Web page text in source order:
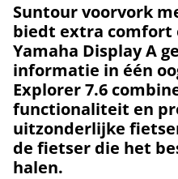
Suntour voorvork
biedt extra comfort
Yamaha Display A
informatie in één
Explorer 7.6
functionaliteit en
uitzonderlijke
de fietser die het
halen.